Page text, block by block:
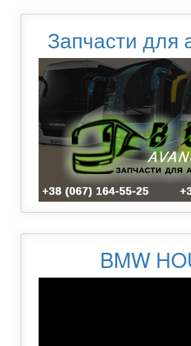
Запчасти для
BMW